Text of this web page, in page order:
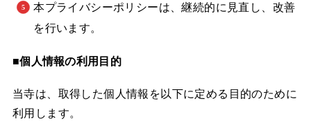
本プライバシーポリシーは、継続的に見直し、改善
を行います。
■個人情報の利用目的
当寺は、取得した個人情報を以下に定める目的のために
利用します。